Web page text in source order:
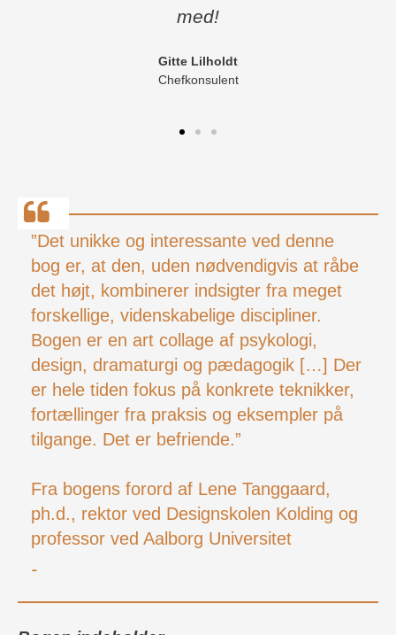
rådighed.
Ove Christensen
Anmeldelse på Kulturkapellet.dk
”Det unikke og interessante ved denne
bog er, at den, uden nødvendigvis at råbe
det højt, kombinerer indsigter fra meget
forskellige, videnskabelige discipliner.
Bogen er en art collage af psykologi,
design, dramaturgi og pædagogik […] Der
er hele tiden fokus på konkrete teknikker,
fortællinger fra praksis og eksempler på
tilgange. Det er befriende.”
Fra bogens forord af Lene Tanggaard,
ph.d., rektor ved Designskolen Kolding og
professor ved Aalborg Universitet
-